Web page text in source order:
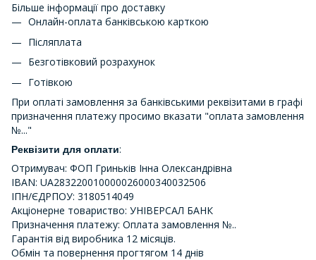
Більше інформації про доставку
Онлайн-оплата банківською карткою
Післяплата
Безготівковий розрахунок
Готівкою
При оплаті замовлення за банківськими реквізитами в графі
призначення платежу просимо вказати "оплата замовлення
№..."
Реквізити для оплати:
Отримувач: ФОП Гриньків Інна Олександрівна
IBAN: UA283220010000026000340032506
ІПН/ЄДРПОУ: 3180514049
Акціонерне товариство: УНІВЕРСАЛ БАНК
Призначення платежу: Оплата замовлення №..
Гарантія від виробника 12 місяців.
Обмін та повернення прогтягом 14 днів